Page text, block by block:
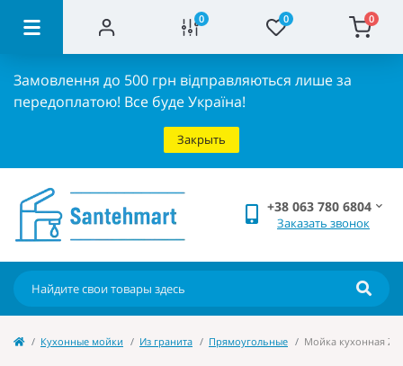
0 0 0
Замовлення до 500 грн відправляються лише за
передоплатою! Все буде Україна!
Закрыть
+38 063 780 6804
Заказать звонок
Кухонные мойки Из гранита Прямоугольные Мойка кухонная